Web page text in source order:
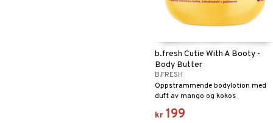
b.fresh Cutie With A Booty -
Body Butter
B.FRESH
Oppstrammende bodylotion med
duft av mango og kokos
kr 199